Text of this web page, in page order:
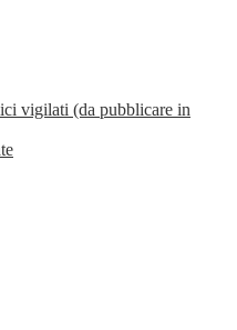
vigilati (da pubblicare in